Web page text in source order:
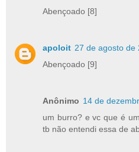
Abençoado [8]
apoloit 27 de agosto de
Abençoado [9]
Anônimo 14 de
um burro? e vc que é
tb não entendi essa de